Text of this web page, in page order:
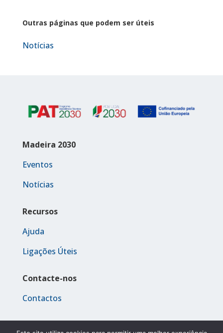
Outras páginas que podem ser úteis
Notícias
Madeira 2030
Eventos
Notícias
Recursos
Ajuda
Ligações Úteis
Contacte-nos
Contactos